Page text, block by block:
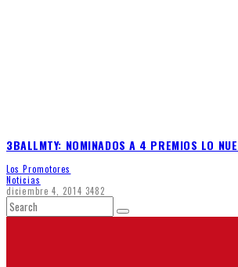
3BALLMTY: NOMINADOS A 4 PREMIOS LO
Los Promotores
Noticias
diciembre 4, 2014 3482